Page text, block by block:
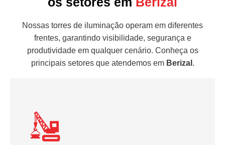
Nossas torres de iluminação operam em diferentes
frentes, garantindo visibilidade, segurança e
produtividade em qualquer cenário. Conheça os
principais setores que atendemos em Berizal .